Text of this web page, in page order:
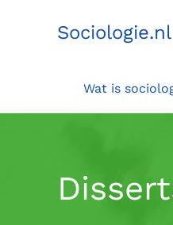
Terug naar
Sociologie.nl
Wat is